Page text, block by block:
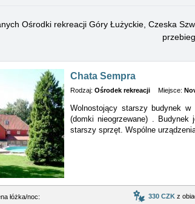
Ośrodki rekreacji Góry Łużyckie, Czeska
Chata Sempra
Rodzaj: Ośrodek rekreacji Miejsce:
Wolnostojący starszy budynek w
(domki nieogrzewane) . Budynek
starszy sprzęt. Wspólne
łóżka/noc: 330 CZK z